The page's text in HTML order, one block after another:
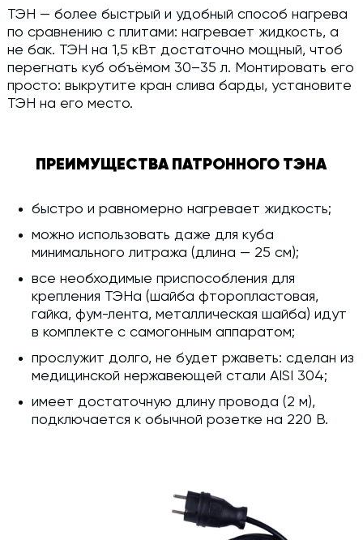
ТЭН — более быстрый и удобный способ нагрева
по сравнению с плитами: нагревает жидкость, а
не бак. ТЭН на 1,5 кВт достаточно мощный, чтоб
перегнать куб объёмом 30–35 л. Монтировать его
просто: выкрутите кран слива барды, установите
ТЭН на его место.
ПРЕИМУЩЕСТВА ПАТРОННОГО ТЭНА
быстро и равномерно нагревает жидкость;
можно использовать даже для куба
минимального литража (длина — 25 см);
все необходимые приспособления для
крепления ТЭНа (шайба фторопластовая,
гайка, фум-лента, металлическая шайба) идут
в комплекте с самогонным аппаратом;
прослужит долго, не будет ржаветь: сделан из
медицинской нержавеющей стали AISI 304;
имеет достаточную длину провода (2 м),
подключается к обычной розетке на 220 В.